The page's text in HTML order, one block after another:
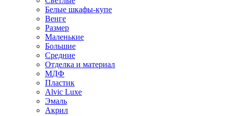
Белые шкафы-купе
Венге
Размер
Маленькие
Большие
Средние
Отделка и материал
МДФ
Пластик
Alvic Luxe
Эмаль
Акрил